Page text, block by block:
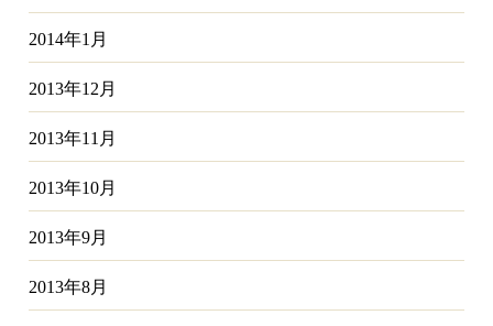
2014年1月
2013年12月
2013年11月
2013年10月
2013年9月
2013年8月